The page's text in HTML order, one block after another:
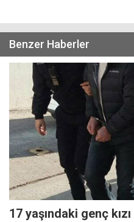
Benzer Haberler
17 yaşındaki genç